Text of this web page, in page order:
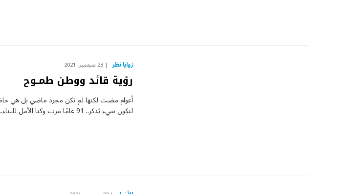
زوايا نظر 23 سبتمبر، 2021
رؤية قائد ووطن طمـوح
أعوام مضت لكنها لم تكن مجرد ماضي بل هي
لنكون شيء يُذكر.. 91 عامًا مرت وكنا الأمل للبناء.. هدفي الأول أن تكون…